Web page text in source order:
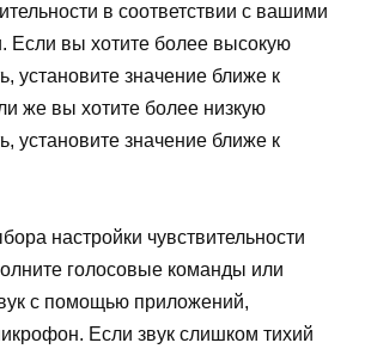
в соответствии с вашими
Если вы хотите более высокую
установите значение ближе к
же вы хотите более низкую
установите значение ближе к
настройки чувствительности
голосовые команды или
с помощью приложений,
Если звук слишком тихий